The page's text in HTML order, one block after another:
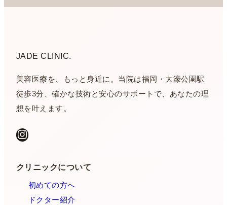
JADE CLINIC.
美容医療を、もっと身近に。当院は福岡・大濠公園駅
徒歩3分、確かな技術と安心のサポートで、あなたの理
想を叶えます。
Instagram
クリニックについて
初めての方へ
ドクター紹介